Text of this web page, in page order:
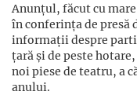
Anunțul, făcut cu
în conferința de presă
informații despre
țară și de peste
noi piese de teatru, a
anului.